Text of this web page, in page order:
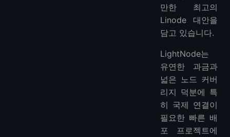
만한 최고의
Linode 대안을
담고 있습니다.
LightNode는
유연한 과금과
넓은 노드 커버
리지 덕분에 특
히 국제 연결이
필요한 빠른 배
포 프로젝트에